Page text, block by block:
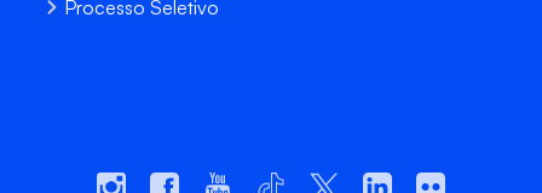
Processo Seletivo